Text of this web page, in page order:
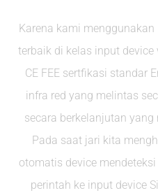
Karena kami menggunakan
terbaik di kelas input
CE FEE sertfikasi standar
infra red yang melintas
secara berkelanjutan yang
Pada saat jari kita
otomatis device
perintah ke input device